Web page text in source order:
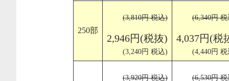
250部
(3,810円 税込)
2,946円(税抜)
(3,240円 税込)
(6,340円
4,037円(税
(4,440円
(3,920円 税込) (6,530円